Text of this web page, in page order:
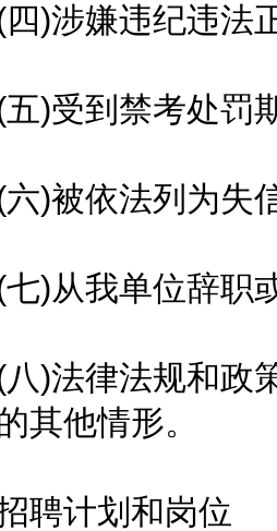
嫌违纪违法
受到禁考处罚
被依法列为失
从我单位辞职
律法规和政策
其他情形。
计划和岗位